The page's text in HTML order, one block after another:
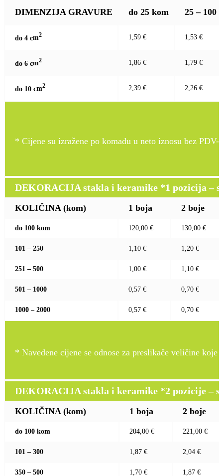
DIMENZIJA GRAVURE do 25 kom 25 – 100
do 4 cm2 1,59 € 1,53 €
do 6 cm2 1,86 € 1,79 €
do 10 cm2 2,39 € 2,26 €
* Cijene su izražene po komadu u neto iznosu bez PDV-
DEKORACIJA stakla i keramike *1 pozicija –
KOLIČINA (kom) 1 boja 2 boje
do 100 kom 120,00 € 130,00 €
101 – 250 1,10 € 1,20 €
251 – 500 1,00 € 1,10 €
501 – 1000 0,57 € 0,70 €
1000 – 2000 0,57 € 0,70 €
* Navedene cijene se odnose za preslikače veličine
DEKORACIJA stakla i keramike *2 pozicije –
KOLIČINA (kom) 1 boja 2 boje
do 100 kom 204,00 € 221,00 €
101 – 300 1,87 € 2,04 €
350 – 500 1,70 € 1,87 €